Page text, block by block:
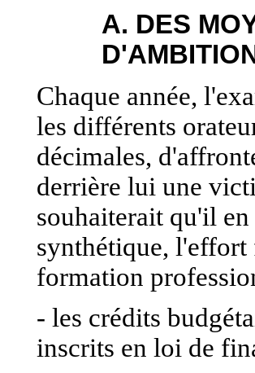
A. DES
Chaque année,
les différents
décimales,
derrière lui une
souhaiterait qu'il
synthétique,
formation
- les crédits
inscrits en loi de